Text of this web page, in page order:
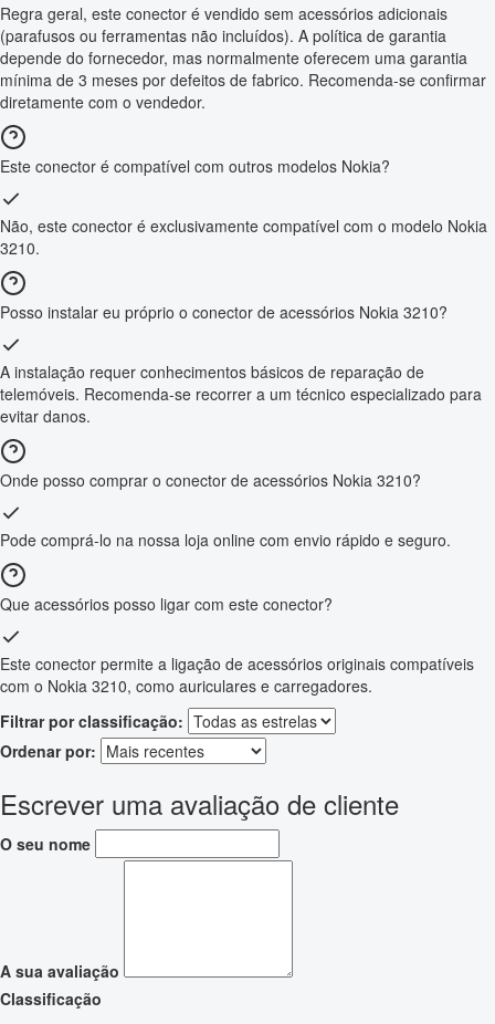
Regra geral, este conector é vendido sem acessórios adicionais
(parafusos ou ferramentas não incluídos). A política de garantia
depende do fornecedor, mas normalmente oferecem uma garantia
mínima de 3 meses por defeitos de fabrico. Recomenda-se confirmar
diretamente com o vendedor.
Este conector é compatível com outros modelos Nokia?
Não, este conector é exclusivamente compatível com o modelo Nokia
3210.
Posso instalar eu próprio o conector de acessórios Nokia 3210?
A instalação requer conhecimentos básicos de reparação de
telemóveis. Recomenda-se recorrer a um técnico especializado para
evitar danos.
Onde posso comprar o conector de acessórios Nokia 3210?
Pode comprá-lo na nossa loja online com envio rápido e seguro.
Que acessórios posso ligar com este conector?
Este conector permite a ligação de acessórios originais compatíveis
com o Nokia 3210, como auriculares e carregadores.
Filtrar por classificação:
Ordenar por:
Escrever uma avaliação de cliente
O seu nome
A sua avaliação
Classificação